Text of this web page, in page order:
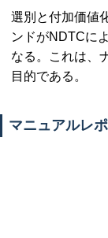
選別と付加価値
ンドがNDTCに
なる。これは、
目的である。
マニュアルレ